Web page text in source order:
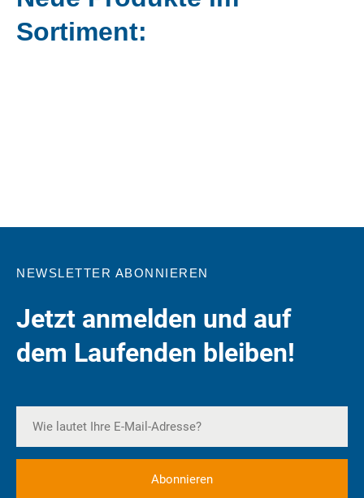
Sortiment:
NEWSLETTER ABONNIEREN
Jetzt anmelden und auf
dem Laufenden bleiben!